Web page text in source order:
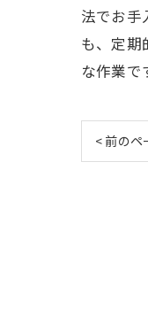
法でお手
も、定期
な作業で
< 前のペ